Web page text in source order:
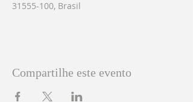
31555-100, Brasil
Compartilhe este evento